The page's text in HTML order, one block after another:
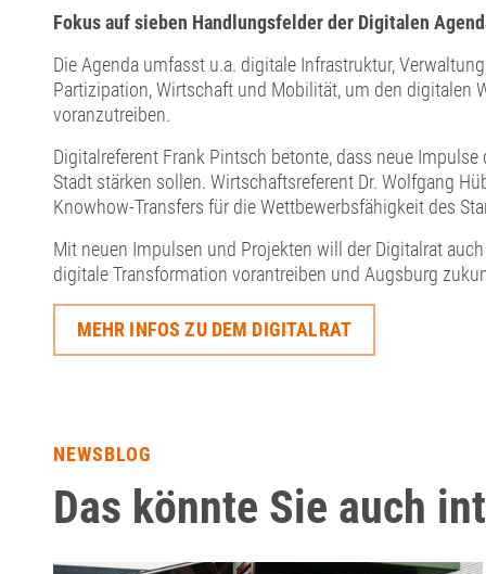
Fokus auf sieben Handlungsfelder der Digitalen
Die Agenda umfasst u.a. digitale Infrastruktur,
Partizipation, Wirtschaft und Mobilität, um den digitalen
voranzutreiben.
Digitalreferent Frank Pintsch betonte, dass neue
Stadt stärken sollen. Wirtschaftsreferent Dr. Wolfgang
Knowhow-Transfers für die Wettbewerbsfähigkeit des
Mit neuen Impulsen und Projekten will der Digitalrat
digitale Transformation vorantreiben und Augsburg
MEHR INFOS ZU DEM DIGITALRAT
NEWSBLOG
Das könnte Sie auch